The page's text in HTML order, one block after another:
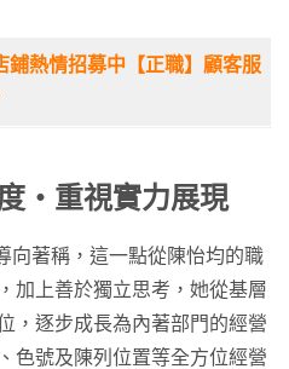
熱情招募中【正職】顧客服
・重視實力展現
向著稱，這一點從陳怡均的職
加上善於獨立思考，她從基層
，逐步成長為內著部門的經營
色號及陳列位置等全方位經營